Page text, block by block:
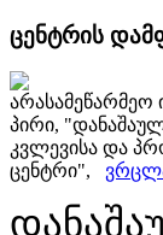
ცენტრის
პირი,
კვლევისა და
ცენტრი",